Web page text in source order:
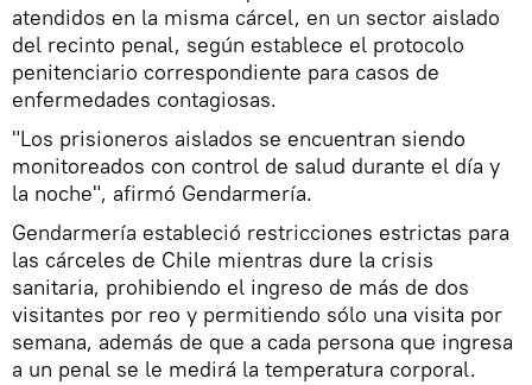
atendidos en la misma cárcel, en un sector aislado
del recinto penal, según establece el protocolo
penitenciario correspondiente para casos de
enfermedades contagiosas.
"Los prisioneros aislados se encuentran siendo
monitoreados con control de salud durante el día y
la noche", afirmó Gendarmería.
Gendarmería estableció restricciones estrictas para
las cárceles de Chile mientras dure la crisis
sanitaria, prohibiendo el ingreso de más de dos
visitantes por reo y permitiendo sólo una visita por
semana, además de que a cada persona que ingresa
a un penal se le medirá la temperatura corporal.